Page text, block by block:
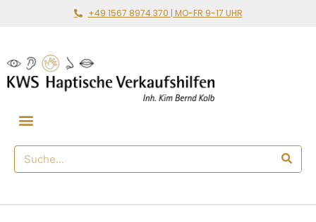
+49 1567 8974 370 | MO-FR 9-17 UHR